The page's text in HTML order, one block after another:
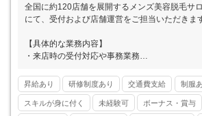
全国に約120店舗を展開するメンズ美容脱毛サ
にて、受付および店舗運営をご担当いただきま
【具体的な業務内容】
・来店時の受付対応や事務業務
・カルテ作成
※お客様の8割以上がひげ脱毛です。
昇給あり 研修制度あり 交通費支給 制服
スキルが身に付く 未経験可 ボーナス・賞与